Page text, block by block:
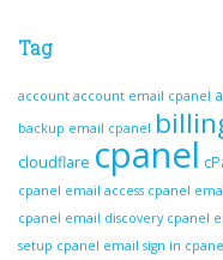
Tag
account account email cpanel
backup email cpanel
cloudflare cpanel
cpanel email access cpanel
cpanel email discovery cpanel
setup cpanel email sign in